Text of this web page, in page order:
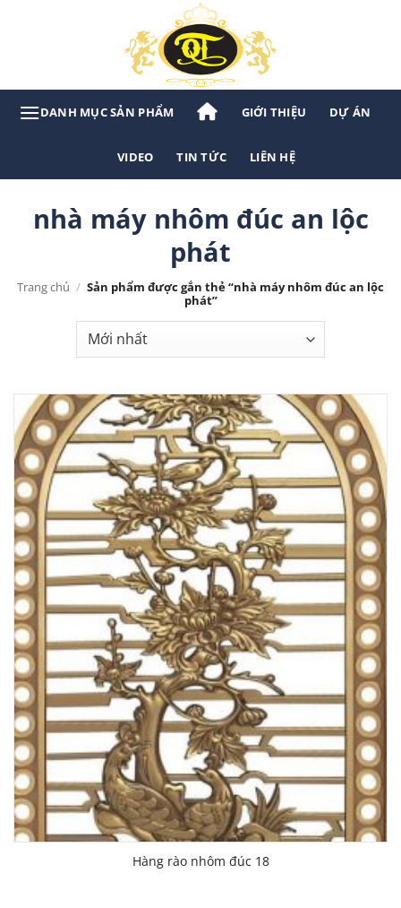
GIỚI THIỆU DỰ ÁN
VIDEO TIN TỨC LIÊN HỆ
nhà máy nhôm đúc an lộc
phát
Trang chủ / Sản phẩm được gắn thẻ “nhà máy nhôm đúc an lộc
phát”
Hàng rào nhôm đúc 18